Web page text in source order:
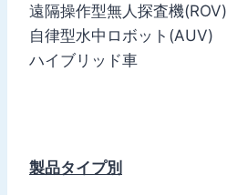
遠隔操作型無人探査機(ROV)
自律型水中ロボット(AUV)
ハイブリッド車
製品タイプ別